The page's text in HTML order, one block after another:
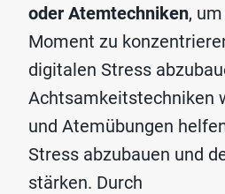
oder Atemtechniken,
Moment zu
digitalen Stress
Achtsamkeitstechniken
und Atemübungen
Stress abzubauen und
stärken. Durch